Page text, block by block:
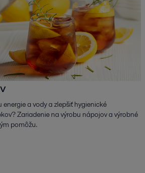
energie a vody a zlepšiť hygienické
Zariadenie na výrobu nápojov a výrobné
pomôžu.